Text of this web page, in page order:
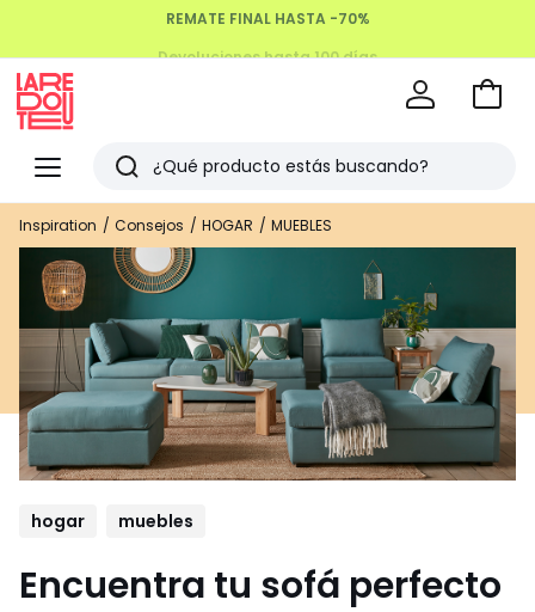
Devoluciones hasta 100 días
Menu
Redoute
Buscar
Últimos
artículos
vistos
Ir
Inspiration Consejos HOGAR MUEBLES
hogar muebles
Encuentra tu sofá perfecto